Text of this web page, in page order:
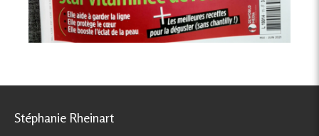
Stéphanie Rheinart